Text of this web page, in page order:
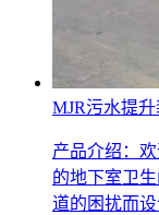
MJR污水提升
产品介绍：
的地下室卫
道的困扰而